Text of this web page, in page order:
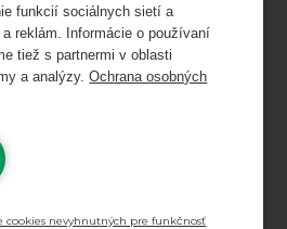
funkcií sociálnych sietí a
reklám. Informácie o používaní
tiež s partnermi v oblasti
a analýzy.Ochrana osobných
cookies nevyhnutných pre funkčnosť